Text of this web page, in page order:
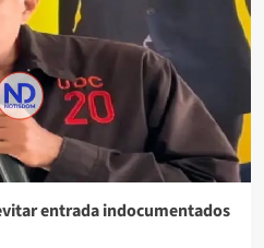
entrada indocumentados